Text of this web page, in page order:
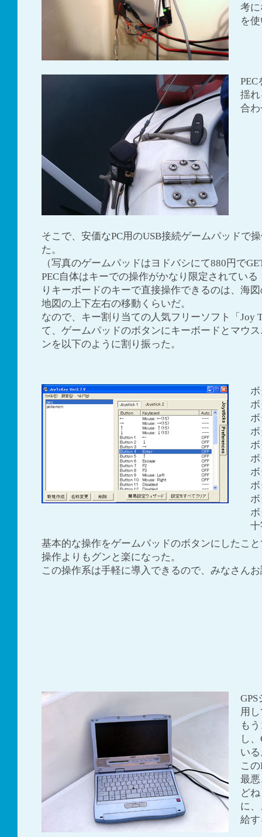
考
を
揺
合
そこで、安価なPC用のUSB接続ゲームパッドで
た。
（写真のゲームパッドはヨドバシにて880円で
PEC自体はキーでの操作がかなり限定されてい
りキーボードのキーで直接操作できるのは、海
地図の上下左右の移動くらいだ。
なので、キー割り当ての人気フリーソフト「Joy
て、ゲームパッドのボタンにキーボードとマウ
ンを以下のように割り振った。
ボ
ボ
ボ
ボ
ボ
ボ
ボ
ボ
ボ
ボ
十
基本的な操作をゲームパッドのボタンにしたこ
操作よりもグンと楽になった。
この操作系は手軽に導入できるので、みなさん
用
も
し
い
こ
最
ど
に
給